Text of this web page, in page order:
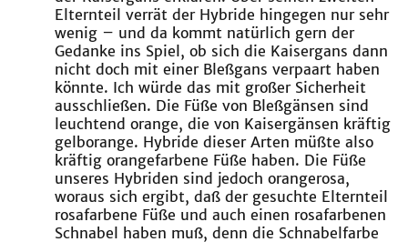
Elternteil verrät der Hybride hingegen nur sehr
wenig – und da kommt natürlich gern der
Gedanke ins Spiel, ob sich die Kaisergans dann
nicht doch mit einer Bleßgans verpaart haben
könnte. Ich würde das mit großer Sicherheit
ausschließen. Die Füße von Bleßgänsen sind
leuchtend orange, die von Kaisergänsen kräftig
gelborange. Hybride dieser Arten müßte also
kräftig orangefarbene Füße haben. Die Füße
unseres Hybriden sind jedoch orangerosa,
woraus sich ergibt, daß der gesuchte Elternteil
rosafarbene Füße und auch einen rosafarbenen
Schnabel haben muß, denn die Schnabelfarbe